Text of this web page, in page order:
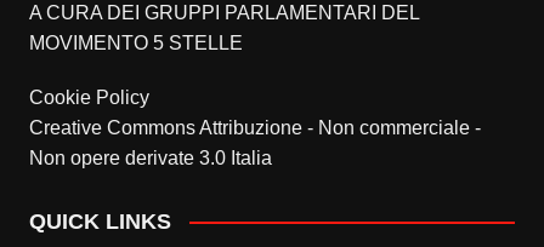
A CURA DEI GRUPPI PARLAMENTARI DEL
MOVIMENTO 5 STELLE
Cookie Policy
Creative Commons Attribuzione - Non commerciale -
Non opere derivate 3.0 Italia
QUICK LINKS